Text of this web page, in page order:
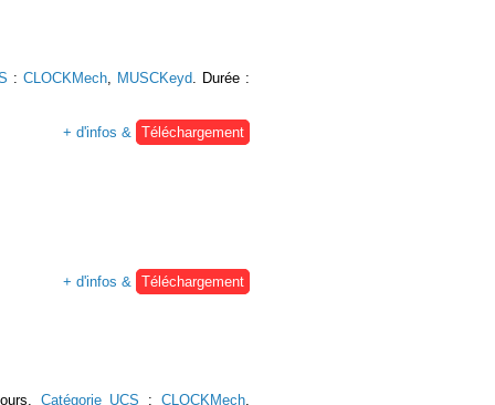
: CLOCKMech, MUSCKeyd. Durée :
+ d'infos &
Téléchargement
+ d'infos &
Téléchargement
Catégorie UCS :CLOCKMech,